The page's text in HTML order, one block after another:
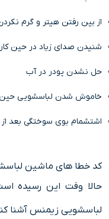
از بین رفتن هیتر و گرم
شنیدن صدای زیاد در حین کار
حل نشدن پودر در آب
خاموش شدن لباسشویی حین
اشتشمام بوی سوختگی بعد
کد خطا های ماشین
حالا وقت این رسیده
لباسشویی زیمنس آشنا